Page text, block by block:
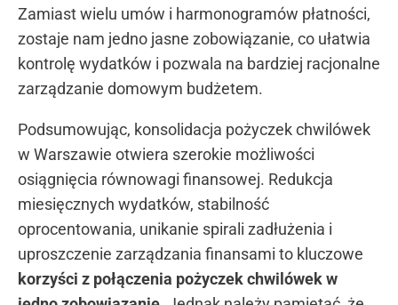
Zamiast wielu umów i harmonogramów płatności,
zostaje nam jedno jasne zobowiązanie, co ułatwia
kontrolę wydatków i pozwala na bardziej racjonalne
zarządzanie domowym budżetem.
Podsumowując, konsolidacja pożyczek chwilówek
w Warszawie otwiera szerokie możliwości
osiągnięcia równowagi finansowej. Redukcja
miesięcznych wydatków, stabilność
oprocentowania, unikanie spirali zadłużenia i
uproszczenie zarządzania finansami to kluczowe
korzyści z połączenia pożyczek chwilówek w